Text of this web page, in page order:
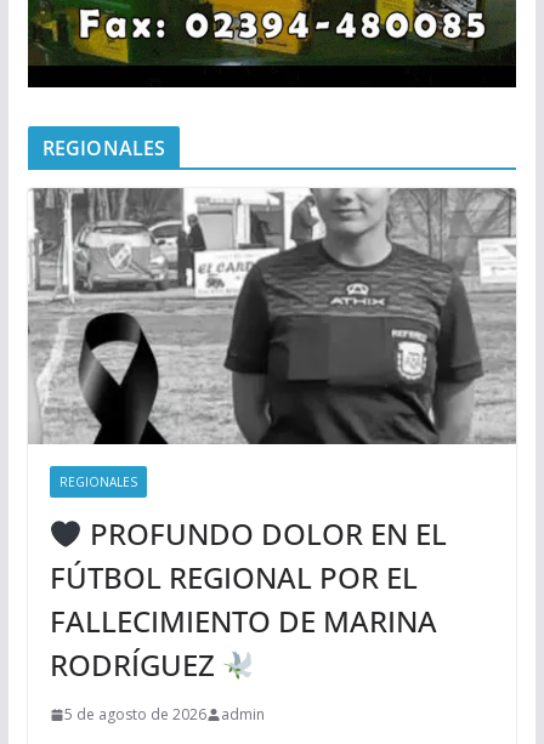
REGIONALES
REGIONALES
PROFUNDO DOLOR EN EL
FÚTBOL REGIONAL POR EL
FALLECIMIENTO DE MARINA
RODRÍGUEZ
5 de agosto de 2026 admin